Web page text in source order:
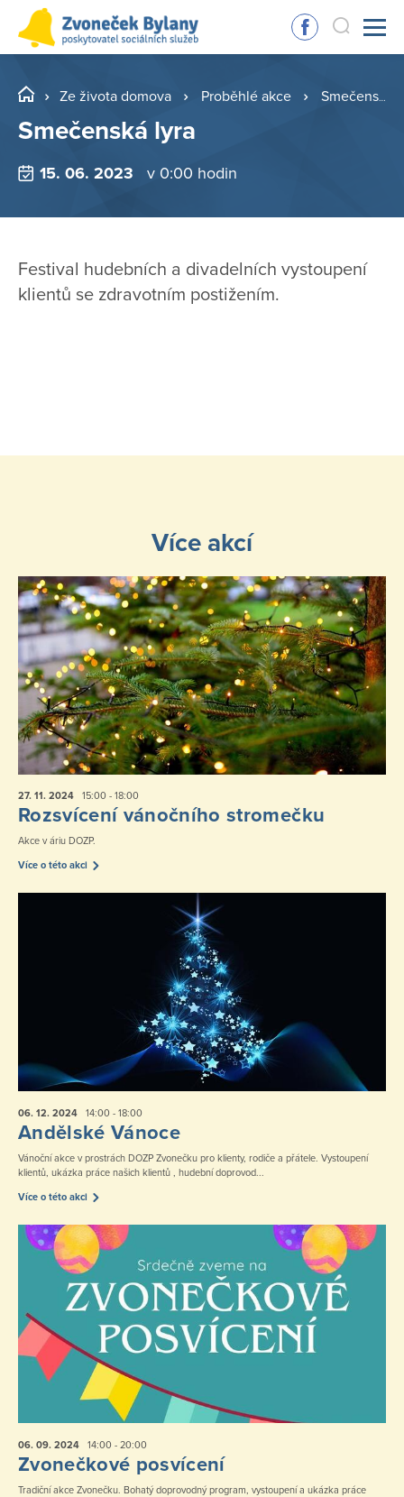
Ze života domova Proběhlé akce Smečenská lyra
Smečenská lyra
15. 06. 2023 v 0:00 hodin
Festival hudebních a divadelních vystoupení
klientů se zdravotním postižením.
Více akcí
27. 11. 2024 15:00 - 18:00
Rozsvícení vánočního stromečku
Akce v áriu DOZP.
Více o této akci
06. 12. 2024 14:00 - 18:00
Andělské Vánoce
Vánoční akce v prostrách DOZP Zvonečku pro klienty, rodiče a přátele. Vystoupení
klientů, ukázka práce našich klientů , hudební doprovod...
Více o této akci
06. 09. 2024 14:00 - 20:00
Zvonečkové posvícení
Tradiční akce Zvonečku. Bohatý doprovodný program, vystoupení a ukázka práce